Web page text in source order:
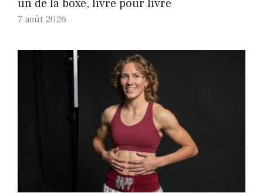
un de la boxe, livre pour livre
7 août 2026